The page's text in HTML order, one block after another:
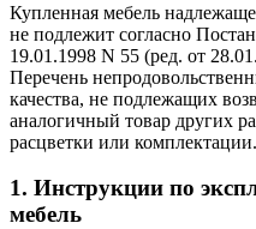
Купленная мебель
не подлежит согласно
19.01.1998 N 55 (ред. от
Перечень
качества, не подлежащих
аналогичный товар других
расцветки или комплектации.
1. Инструкции по
мебель